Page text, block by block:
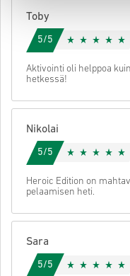
käyttöön.
Toby
5/5
Aktivointi oli helppoa
hetkessä!
Nikolai
5/5
Heroic Edition on
pelaamisen heti.
Sara
5/5